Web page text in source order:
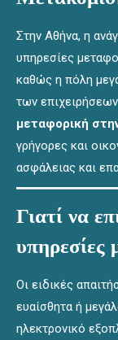
Στην Αθήνα, η
υπηρεσίες
καθώς η πόλη
των επιχειρήσεων
μεταφορική
γρήγορες και
ασφάλειας και
Γιατί να
υπηρεσίες
Οι ειδικές
ευαίσθητα ή
ηλεκτρονικό